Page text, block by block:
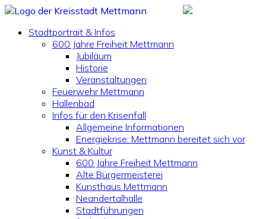
Stadtportrait & Infos
600 Jahre Freiheit Mettmann
Jubiläum
Historie
Veranstaltungen
Feuerwehr Mettmann
Hallenbad
Infos für den Krisenfall
Allgemeine Informationen
Energiekrise: Mettmann bereitet sich vor
Kunst & Kultur
600 Jahre Freiheit Mettmann
Alte Bürgermeisterei
Kunsthaus Mettmann
Neandertalhalle
Stadtführungen